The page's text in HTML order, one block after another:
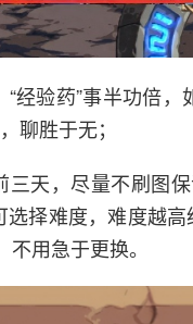
“经验药”事半功倍
聊胜于无；
三天，尽量不刷图
选择难度，难度越
用急于更换。